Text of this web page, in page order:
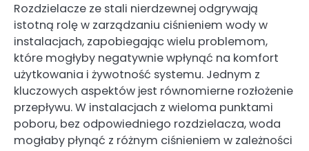
Rozdzielacze ze stali nierdzewnej odgrywają
istotną rolę w zarządzaniu ciśnieniem wody w
instalacjach, zapobiegając wielu problemom,
które mogłyby negatywnie wpłynąć na komfort
użytkowania i żywotność systemu. Jednym z
kluczowych aspektów jest równomierne rozłożenie
przepływu. W instalacjach z wieloma punktami
poboru, bez odpowiedniego rozdzielacza, woda
mogłaby płynąć z różnym ciśnieniem w zależności